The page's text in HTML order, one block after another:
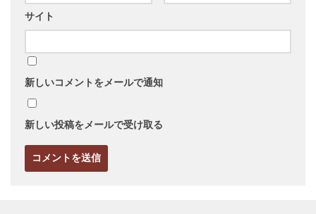
サイト
新しいコメントをメールで通知
新しい投稿をメールで受け取る